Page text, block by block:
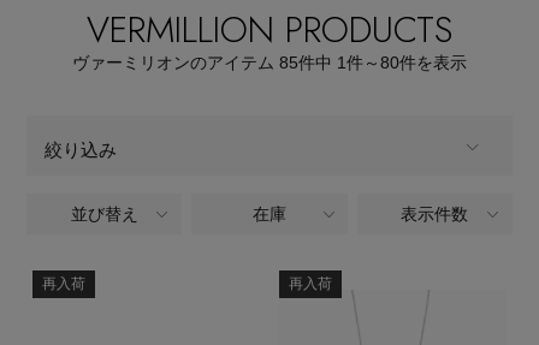
【雨の日】急な雨対策グッズ
カットソー・Tシャツ
パンツ
スニーカー
フラットシューズ
レインシューズ
カゴバッグ
ショルダーバッグ
トートバッグ
ハンドバッグ
すべてのファッション小物
ストール・マフラー・ケープ
帽子・イヤーマフ
ヘアアクセサリー
アクセサリー
ピアス・イヤリング
ネックレス
ランジェリー
VERMILLION PRODUCTS
ヴァーミリオンのアイテム 85件中 1件～80件を表示
絞り込み
商品タイプ ALL
CATEGORY 全てのカテゴリ
並び替え 在庫 表示件数
再入荷 再入荷